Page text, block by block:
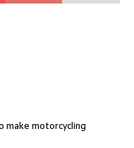
make motorcycling